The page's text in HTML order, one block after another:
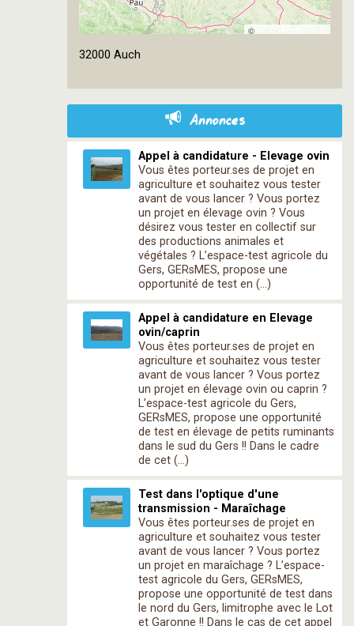
©
32000 Auch
Annonces
Appel à candidature - Elevage ovin
Vous êtes porteur.ses de projet en
agriculture et souhaitez vous tester
avant de vous lancer ? Vous portez
un projet en élevage ovin ? Vous
désirez vous tester en collectif sur
des productions animales et
végétales ? L’espace-test agricole du
Gers, GERsMES, propose une
opportunité de test en (…)
Appel à candidature en Elevage
ovin/caprin
Vous êtes porteur.ses de projet en
agriculture et souhaitez vous tester
avant de vous lancer ? Vous portez
un projet en élevage ovin ou caprin ?
L’espace-test agricole du Gers,
GERsMES, propose une opportunité
de test en élevage de petits ruminants
dans le sud du Gers !! Dans le cadre
de cet (…)
Test dans l'optique d'une
transmission - Maraîchage
Vous êtes porteur.ses de projet en
agriculture et souhaitez vous tester
avant de vous lancer ? Vous portez
un projet en maraîchage ? L’espace-
test agricole du Gers, GERsMES,
propose une opportunité de test dans
le nord du Gers, limitrophe avec le Lot
et Garonne !! Dans le cas de cet appel